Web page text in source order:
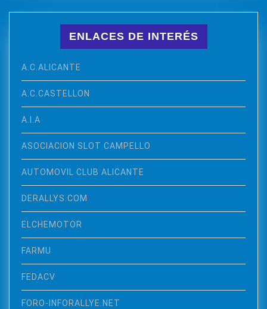
ENLACES DE INTERÉS
A.C.ALICANTE
A.C.CASTELLON
A.I.A
ASOCIACION SLOT CAMPELLO
AUTOMOVIL CLUB ALICANTE
DERALLYS.COM
ELCHEMOTOR
FARMU
FEDACV
FORO-INFORALLYE.NET